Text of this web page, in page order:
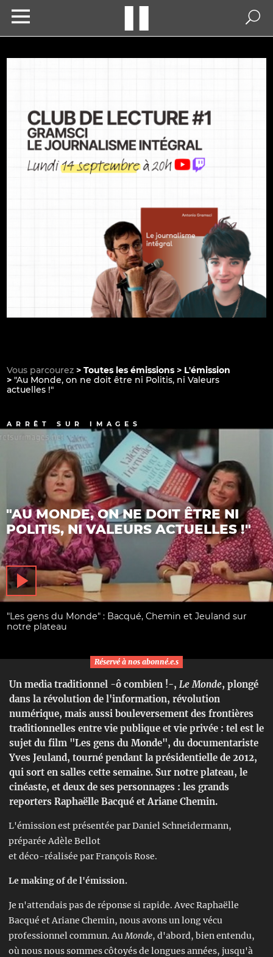
Vous parcourez Toutes les émissions
L'émission
"Au Monde, on ne doit être ni Politis, ni Valeurs
actuelles !"
ARRÊT SUR IMAGES
"AU MONDE, ON NE DOIT ÊTRE NI
POLITIS, NI VALEURS ACTUELLES !"
"Les gens du Monde" : Bacqué, Chemin et Jeuland sur
notre plateau
Réservé à nos abonné.e.s
Un media traditionnel -ô combien !-, Le Monde, plongé
dans la révolution de l'information, révolution
numérique, mais aussi bouleversement des frontières
traditionnelles entre vie publique et vie privée : tel est le
sujet du film "Les gens du Monde", du documentariste
Yves Jeuland, tourné pendant la présidentielle de 2012,
qui sort en salles cette semaine. Sur notre plateau, le
cinéaste, et deux de ses personnages : les grands
reporters Raphaëlle Bacqué et Ariane Chemin.
L'émission est présentée par Daniel Schneidermann,
préparée Adèle Bellot
et déco-réalisée par François Rose.
Le making of de l'émission.
Je n'attendais pas de réponse si rapide. Avec Raphaëlle
Bacqué et Ariane Chemin, nous avons un long vécu
professionnel commun. AuMonde, d'abord, bien entendu,
où nous nous sommes côtoyés de longues années, jusqu'à